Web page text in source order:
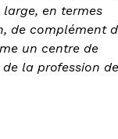
large, en termes
de complément
un centre de
la profession de